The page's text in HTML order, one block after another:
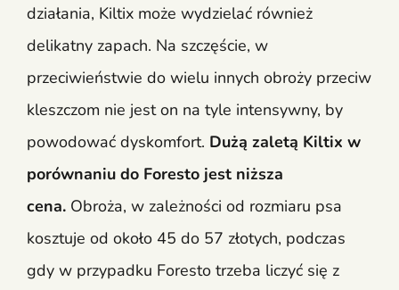
działania, Kiltix może wydzielać również
delikatny zapach. Na szczęście, w
przeciwieństwie do wielu innych obroży przeciw
kleszczom nie jest on na tyle intensywny, by
powodować dyskomfort. Dużą zaletą Kiltix w
porównaniu do Foresto jest niższa
cena. Obroża, w zależności od rozmiaru psa
kosztuje od około 45 do 57 złotych, podczas
gdy w przypadku Foresto trzeba liczyć się z